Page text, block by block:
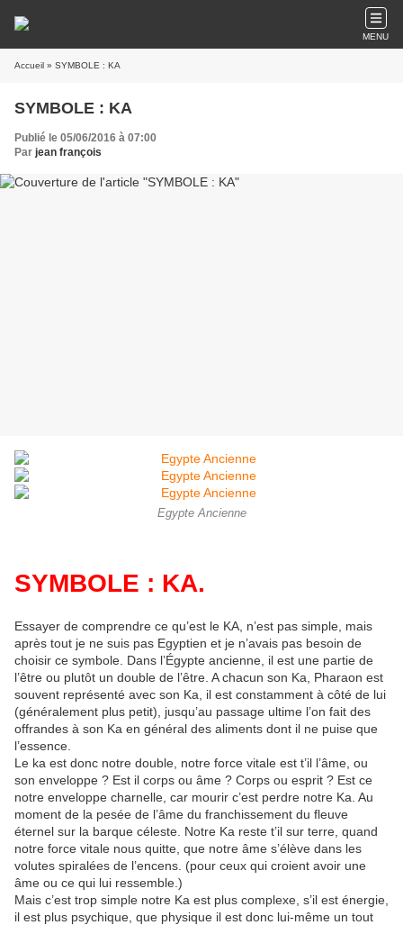
MENU
Accueil » SYMBOLE : KA
SYMBOLE : KA
Publié le 05/06/2016 à 07:00
Par jean françois
Egypte Ancienne
SYMBOLE : KA.
Essayer de comprendre ce qu’est le KA, n’est pas simple, mais
après tout je ne suis pas Egyptien et je n’avais pas besoin de
choisir ce symbole. Dans l’Égypte ancienne, il est une partie de
l’être ou plutôt un double de l’être. A chacun son Ka, Pharaon est
souvent représenté avec son Ka, il est constamment à côté de lui
(généralement plus petit), jusqu’au passage ultime l’on fait des
offrandes à son Ka en général des aliments dont il ne puise que
l’essence.
Le ka est donc notre double, notre force vitale est t’il l’âme, ou
son enveloppe ? Est il corps ou âme ? Corps ou esprit ? Est ce
notre enveloppe charnelle, car mourir c’est perdre notre Ka. Au
moment de la pesée de l’âme du franchissement du fleuve
éternel sur la barque céleste. Notre Ka reste t’il sur terre, quand
notre force vitale nous quitte, que notre âme s’élève dans les
volutes spiralées de l’encens. (pour ceux qui croient avoir une
âme ou ce qui lui ressemble.)
Mais c’est trop simple notre Ka est plus complexe, s’il est énergie,
il est plus psychique, que physique il est donc lui-même un tout